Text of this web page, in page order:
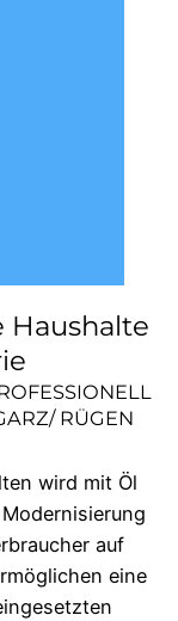
Haushalte
RÜGEN
wird mit Öl
auf
eine